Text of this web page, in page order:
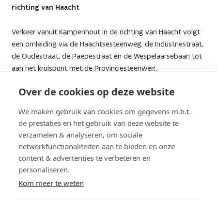
Over de cookies op deze website
We maken gebruik van cookies om gegevens m.b.t.
de prestaties en het gebruik van deze website te
verzamelen & analyseren, om sociale
netwerkfunctionaliteiten aan te bieden en onze
content & advertenties te verbeteren en
personaliseren.
Kom meer te weten
richting van Haacht
Verkeer vanuit Kampenhout in de richting van Haacht volgt
een omleiding via de Haachtsesteenweg, de Industriestraat,
de Oudestraat, de Paepestraat en de Wespelaarsebaan tot
aan het kruispunt met de Provinciesteenweg.
Tijdens de tweede fase van de werken volgt het verkeer
dezelfde omleiding maar zullen er op het kruispunt van de
Oudestraat met de Haachtsesteenweg tijdelijke
afgerond, worden de verkeerslichten uitgeschakeld om een
vlottere doorstroming te garanderen.